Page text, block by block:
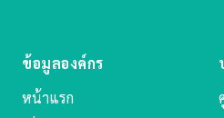
ข้อมูลองค์กร
หน้าแรก